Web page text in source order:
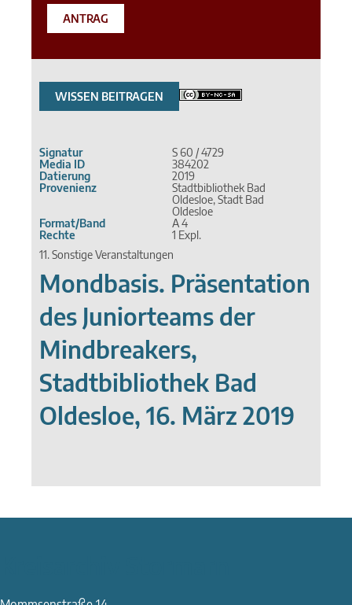
ANTRAG
WISSEN BEITRAGEN
Signatur
S 60 / 4729
Media ID
384202
Datierung
2019
Provenienz
Stadtbibliothek Bad
Oldesloe, Stadt Bad
Oldesloe
Format/Band
A 4
Rechte
1 Expl.
11. Sonstige Veranstaltungen
Mondbasis. Präsentation
des Juniorteams der
Mindbreakers,
Stadtbibliothek Bad
Oldesloe, 16. März 2019